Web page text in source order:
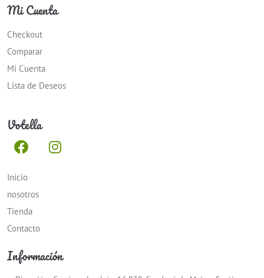
Mi Cuenta
Checkout
Comparar
Mi Cuenta
Lista de Deseos
Votella
Inicio
nosotros
Tienda
Contacto
Información